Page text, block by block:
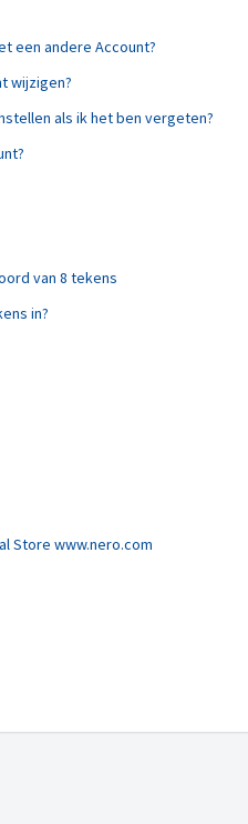
een andere Account?
wijzigen?
als ik het ben vergeten?
van 8 tekens
in?
Store www.nero.com